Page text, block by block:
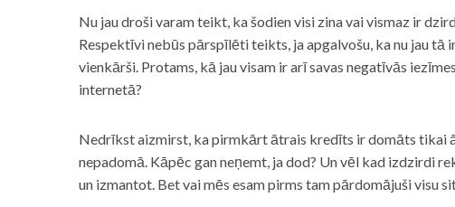
Nu jau droši varam teikt, ka šodien visi zina vai vismaz ir
Respektīvi nebūs pārspīlēti teikts, ja apgalvošu, ka nu jau tā
vienkārši. Protams, kā jau visam ir arī savas negatīvās
internetā?
Nedrīkst aizmirst, ka pirmkārt ātrais kredīts ir domāts tikai
nepadomā. Kāpēc gan neņemt, ja dod? Un vēl kad izdzirdi
un izmantot. Bet vai mēs esam pirms tam pārdomājuši visu